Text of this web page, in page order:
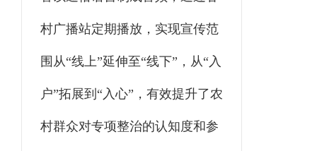
村广播站定期播放，实现宣传范
围从“线上”延伸至“线下”，从“入
户”拓展到“入心”，有效提升了农
村群众对专项整治的认知度和参